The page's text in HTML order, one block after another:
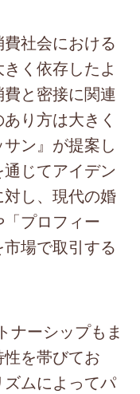
社会における
く依存したよ
と密接に関連
り方は大きく
ン』が提案し
じてアイデン
し、現代の婚
プロフィー
場で取引する
ナーシップもま
を帯びてお
ムによってパ